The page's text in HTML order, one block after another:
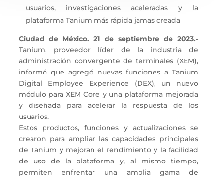
usuarios, investigaciones aceleradas y la
plataforma Tanium más rápida jamas creada
Ciudad de México. 21 de septiembre de 2023.-
Tanium, proveedor líder de la industria de
administración convergente de terminales (XEM),
informó que agregó nuevas funciones a Tanium
Digital Employee Experience (DEX), un nuevo
módulo para XEM Core y una plataforma mejorada
y diseñada para acelerar la respuesta de los
usuarios.
Estos productos, funciones y actualizaciones se
crearon para ampliar las capacidades principales
de Tanium y mejoran el rendimiento y la facilidad
de uso de la plataforma y, al mismo tiempo,
permiten enfrentar una amplia gama de